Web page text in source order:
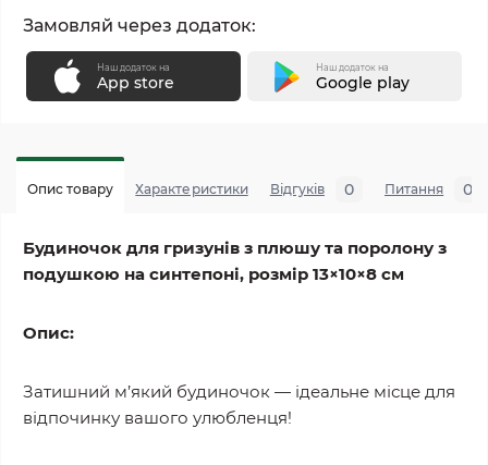
Замовляй через додаток:
Наш додаток на
App store
Наш додаток на
Google play
Опис товару Характеристики Відгуків 0 Питання 0
Будиночок для гризунів з плюшу та поролону з
подушкою на синтепоні, розмір 13×10×8 см
Опис:
Затишний м’який будиночок — ідеальне місце для
відпочинку вашого улюбленця!